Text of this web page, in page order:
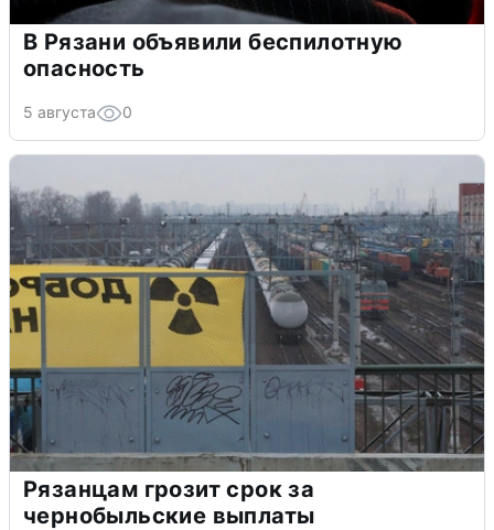
В Рязани объявили беспилотную
опасность
5 августа 0
Рязанцам грозит срок за
чернобыльские выплаты